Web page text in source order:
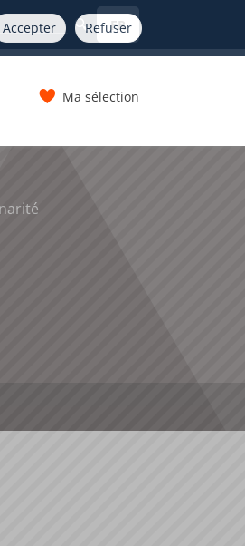
Accepter Refuser
FR
Ma sélection